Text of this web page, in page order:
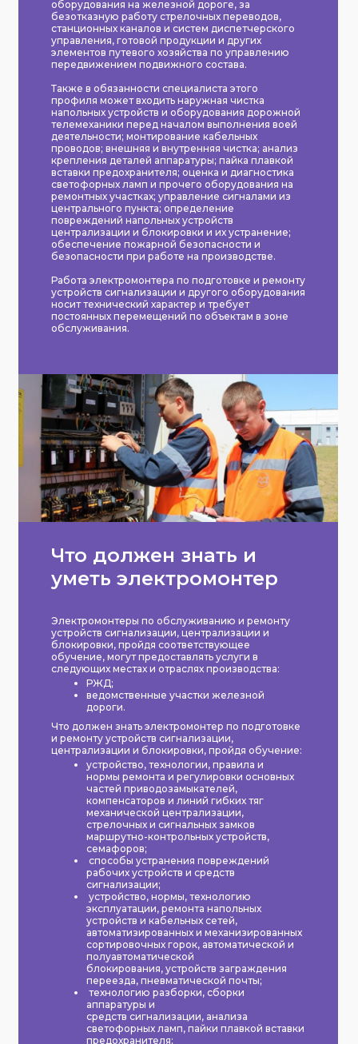
оборудования на железной дороге, за
безотказную работу стрелочных переводов,
станционных каналов и систем диспетчерского
управления, готовой продукции и других
элементов путевого хозяйства по управлению
передвижением подвижного состава.
Также в обязанности специалиста этого
профиля может входить наружная чистка
напольных устройств и оборудования дорожной
телемеханики перед началом выполнения воей
деятельности; монтирование кабельных
проводов; внешняя и внутренняя чистка; анализ
крепления деталей аппаратуры; пайка плавкой
вставки предохранителя; оценка и диагностика
светофорных ламп и прочего оборудования на
ремонтных участках; управление сигналами из
центрального пункта; определение
повреждений напольных устройств
централизации и блокировки и их устранение;
обеспечение пожарной безопасности и
безопасности при работе на производстве.
Работа электромонтера по подготовке и ремонту
устройств сигнализации и другого оборудования
носит технический характер и требует
постоянных перемещений по объектам в зоне
обслуживания.
Что должен знать и
уметь электромонтер
Электромонтеры по обслуживанию и ремонту
устройств сигнализации, централизации и
блокировки, пройдя соответствующее
обучение, могут предоставлять услуги в
следующих местах и отраслях производства:
РЖД;
ведомственные участки железной
дороги.
Что должен знать электромонтер по подготовке
и ремонту устройств сигнализации,
централизации и блокировки, пройдя обучение:
устройство, технологии, правила и
нормы ремонта и регулировки основных
частей приводозамыкателей,
компенсаторов и линий гибких тяг
механической централизации,
стрелочных и сигнальных замков
маршрутно-контрольных устройств,
семафоров;
способы устранения повреждений
рабочих устройств и средств
сигнализации;
устройство, нормы, технологию
эксплуатации, ремонта напольных
устройств и кабельных сетей,
автоматизированных и механизированных
сортировочных горок, автоматической и
полуавтоматической
блокирования, устройств заграждения
переезда, пневматической почты;
технологию разборки, сборки
аппаратуры и
средств сигнализации, анализа
светофорных ламп, пайки плавкой вставки
предохранителя;